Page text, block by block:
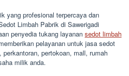
yang profesional terpercaya dan
Limbah Pabrik di Sawerigadi
penyedia tukang layanan sedot limbah
pelayanan untuk jasa sedot
pertokoan, mall, rumah
milik anda.